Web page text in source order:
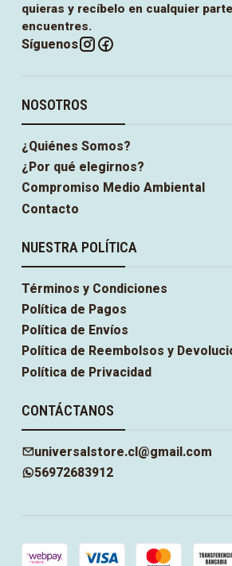
quieras y recíbelo en cualquier
encuentres.
Síguenos
NOSOTROS
¿Quiénes Somos?
¿Por qué elegirnos?
Compromiso Medio Ambiental
Contacto
NUESTRA POLÍTICA
Términos y Condiciones
Política de Pagos
Política de Envíos
Política de Reembolsos y
Política de Privacidad
CONTÁCTANOS
universalstore.cl@gmail.com
56972683912